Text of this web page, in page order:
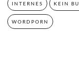
INTERNES KEIN
WORDPORN